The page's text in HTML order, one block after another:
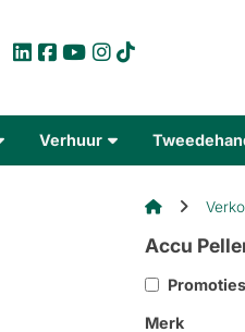
Verhuur
Accu
Promoties
Merk